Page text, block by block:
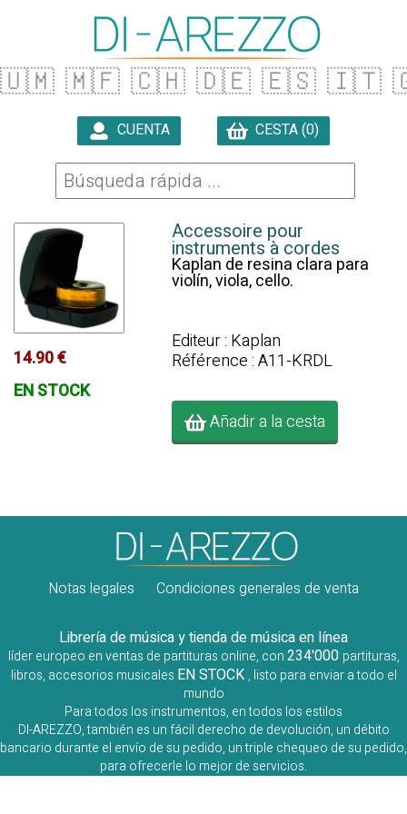
🇺🇲 🇲🇫 🇨🇭 🇩🇪 🇪🇸 🇮🇹
CUENTA CESTA (0)
14.90 €
EN STOCK
Accessoire pour
instruments à cordes
Kaplan de resina clara para
violín, viola, cello.
Editeur : Kaplan
Référence : A11-KRDL
Añadir a la cesta
Notas legales Condiciones generales de venta
Librería de música y tienda de música en línea
líder europeo en ventas de partituras online, con234'000 partituras,
libros, accesorios musicales EN STOCK , listo para enviar a todo el
mundo
Para todos los instrumentos, en todos los estilos
DI-AREZZO, también es un fácil derecho de devolución, un débito
bancario durante el envío de su pedido, un triple chequeo de su pedido,
para ofrecerle lo mejor de servicios.